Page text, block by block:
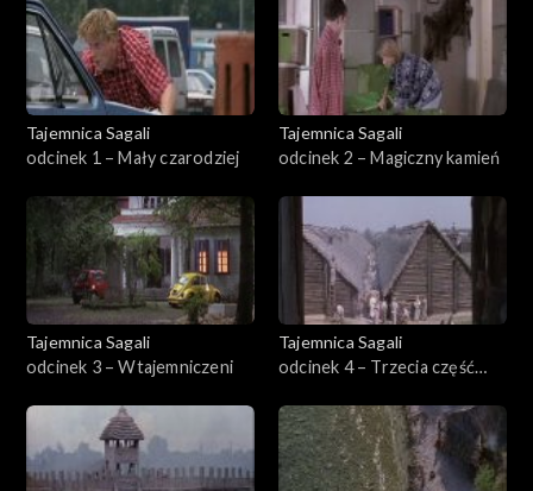
Tajemnica Sagali
odcinek 1 – Mały czarodziej
Tajemnica Sagali
odcinek 2 – Magiczny kamień
Tajemnica Sagali
odcinek 3 – Wtajemniczeni
Tajemnica Sagali
odcinek 4 – Trzecia część